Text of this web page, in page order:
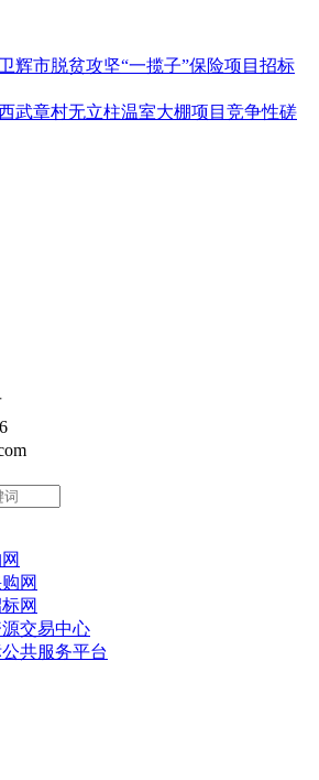
辉市脱贫攻坚“一揽子”保险项目招标
武章村无立柱温室大棚项目竞争性磋